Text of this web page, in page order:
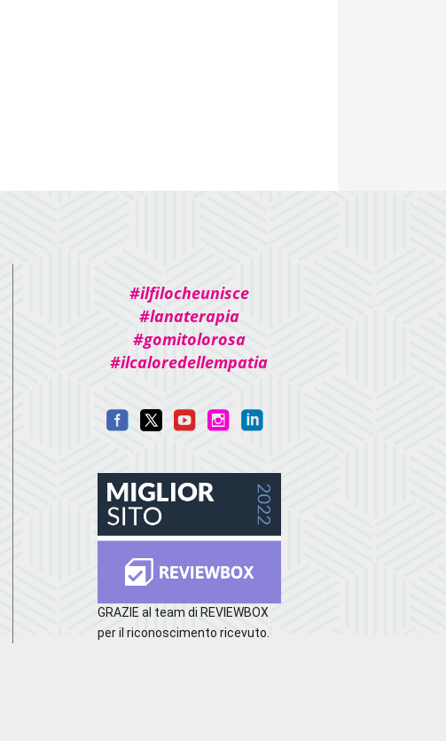
#ilfilocheunisce
#lanaterapia
#gomitolorosa
#ilcaloredellempatia
GRAZIE al team di REVIEWBOX
per il riconoscimento ricevuto.